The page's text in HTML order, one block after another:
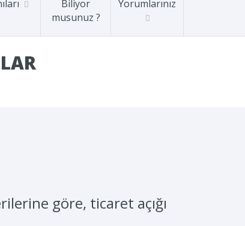
Biliyor
musunuz ?
Yorumlarınız
göre, ticaret açığı